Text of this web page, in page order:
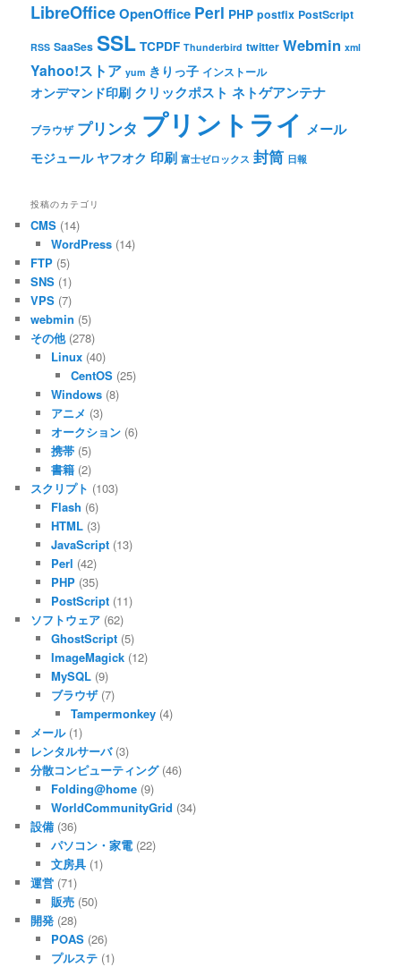
LibreOfficeOpenOffice Perl PHP postfix PostScript
RSS SaaSes SSL TCPDF Thunderbird twitter Webmin xml
Yahoo!ストア yum きりっ子 インストール
オンデマンド印刷 クリックポスト ネトゲアンテナ
ブラウザ プリンタ プリントライ メール
モジュール ヤフオク 印刷 富士ゼロックス 封筒 日報
投稿のカテゴリ
CMS (14)
WordPress(14)
FTP (5)
SNS (1)
VPS (7)
webmin (5)
その他(278)
Linux(40)
CentOS (25)
Windows(8)
アニメ (3)
オークション(6)
携帯(5)
書籍(2)
スクリプト (103)
Flash (6)
HTML(3)
JavaScript(13)
Perl (42)
PHP(35)
PostScript(11)
ソフトウェア (62)
GhostScript(5)
ImageMagick(12)
MySQL(9)
ブラウザ(7)
Tampermonkey (4)
メール(1)
レンタルサーバ(3)
分散コンピューティング(46)
Folding@home(9)
WorldCommunityGrid (34)
設備 (36)
パソコン・家電(22)
文房具(1)
運営 (71)
販売(50)
開発 (28)
POAS(26)
プルステ(1)